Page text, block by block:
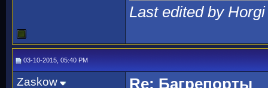
Last edited by
03-10-2015, 05:40 PM
Zaskow Re: Багрепорты